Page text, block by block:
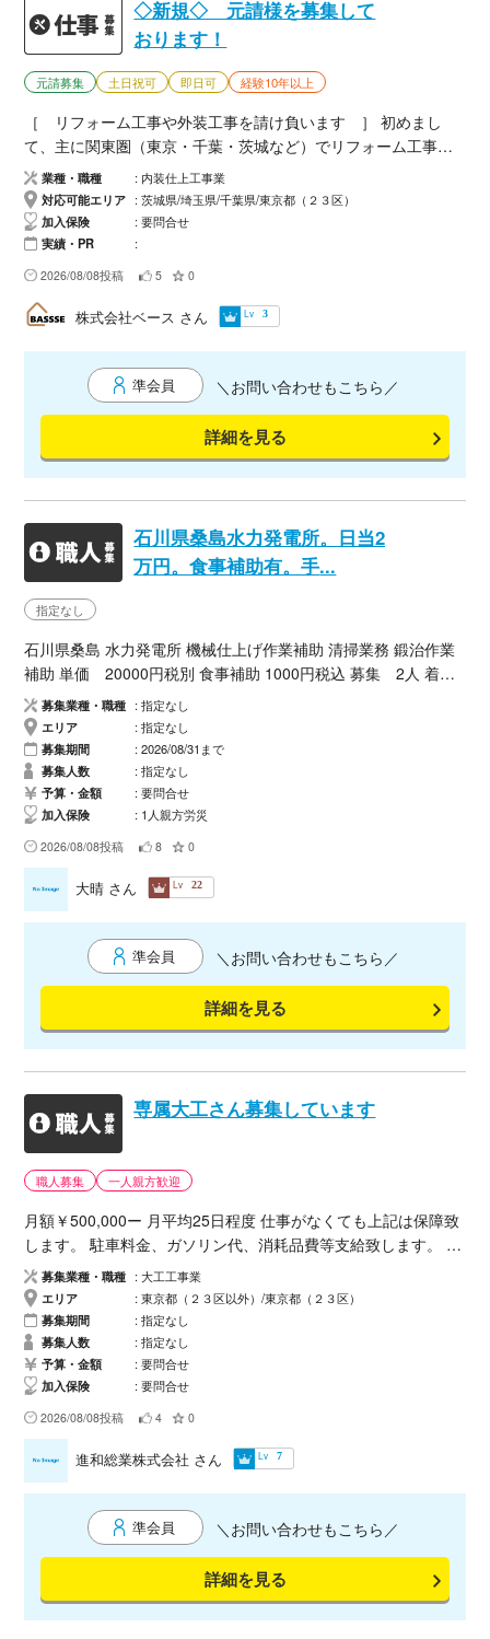
◇新規◇ 元請様を募集して
おります！
元請募集 土日祝可 即日可 経験10年以上
［ リフォーム工事や外装工事を請け負います ］ 初めまし
て、主に関東圏（東京・千葉・茨城など）でリフォーム工事な
どの仕事を請け負っております、㈱ベースと申します！工事案
件でお力になれるかと思います。 リフォーム工事関係でした
ら、お打合せ～施工管理まで全ての対応は行えます。経験や実
績もありますので、ぜひお任せ頂けたらと思います！ また、ク
リーニングなども対応しております。 ［ わたしの自己PRで
す！］ ◇ 経験年数 リフォーム工事関係 13年（現場監督経験
あり） ◇ 対応可能エリア 関東圏（東京・千葉・埼玉・茨城
で幅広い施工経験があります。 どんなご希望にも対応したいと
考えております。 仕事は“早く・安心・特別感”を！がモットー
っしゃって頂けるとスムーズです。 まずは、ご相談だけでもお
待ちしております。 ホームページはこちら https://www.bassse.
co.jp
業種・職種
内装仕上工事業
対応可能エリア
茨城県/埼玉県/千葉県/東京都（２３区）
加入保険
要問合せ
実績・PR
2026/08/08投稿 5 0
準会員 ＼お問い合わせもこちら／
詳細を見る
株式会社ベース さん Lv 3
石川県桑島水力発電所。日当2
万円。食事補助有。手...
指定なし
石川県桑島 水力発電所 機械仕上げ作業補助 清掃業務 鍛治作業
補助 単価 20000円税別 食事補助 1000円税込 募集 2人 着任
帰任移動日当 交通費あり 宿 レオパレス 期間 書類提出後か
ら年内 必要資格 フルハーネス特別 他資格と 玉掛け技能あれば
年齢 50歳まで 必要書類 名簿（緊急連絡先、血液型） 資格証
健康診断 1人親方加入証 補足 元請け判断による作業態度の悪さ
による強制退場や自己都合など途中帰任は 交通費など支給あり
ません。 途中帰任によるビジネスホテルなど宿泊費等、業務外
で不要な経費が発生した場合は工事代金にて相殺される場合が
あります。 手道具など必要なものは持参してください。
募集業種・職種
指定なし
エリア
指定なし
募集期間
2026/08/31まで
募集人数
指定なし
予算・金額
要問合せ
加入保険
1人親方労災
2026/08/08投稿 8 0
準会員 ＼お問い合わせもこちら／
詳細を見る
大晴 さん Lv 22
専属大工さん募集しています
職人募集 一人親方歓迎
月額￥500,000ー 月平均25日程度 仕事がなくても上記は保障致
します。 駐車料金、ガソリン代、消耗品費等支給致します。 当
月20日締め当月25日支払
募集業種・職種
大工工事業
エリア
東京都（２３区以外）/東京都（２３区）
募集期間
指定なし
募集人数
指定なし
予算・金額
要問合せ
加入保険
要問合せ
2026/08/08投稿 4 0
準会員 ＼お問い合わせもこちら／
詳細を見る
進和総業株式会社 さん Lv 7